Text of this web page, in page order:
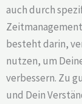
auch durch
besteht darin,
nutzen, um
verbessern. Zu
und Dein